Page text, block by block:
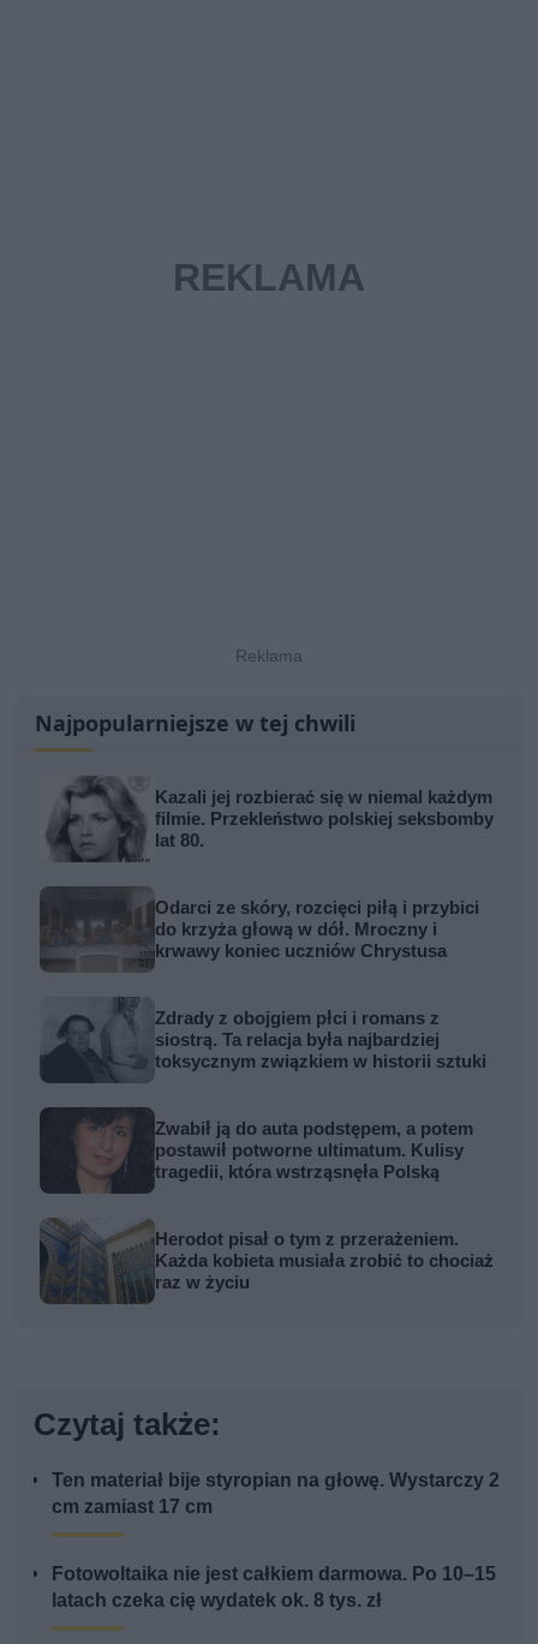
Najpopularniejsze w tej chwili
Kazali jej rozbierać się w niemal każdym
filmie. Przekleństwo polskiej seksbomby
lat 80.
Odarci ze skóry, rozcięci piłą i przybici
do krzyża głową w dół. Mroczny i
krwawy koniec uczniów Chrystusa
Zdrady z obojgiem płci i romans z
siostrą. Ta relacja była najbardziej
toksycznym związkiem w historii sztuki
Zwabił ją do auta podstępem, a potem
postawił potworne ultimatum. Kulisy
tragedii, która wstrząsnęła Polską
Herodot pisał o tym z przerażeniem.
Każda kobieta musiała zrobić to chociaż
raz w życiu
Czytaj także:
Ten materiał bije styropian na głowę. Wystarczy 2
cm zamiast 17 cm
Fotowoltaika nie jest całkiem darmowa. Po 10–15
latach czeka cię wydatek ok. 8 tys. zł